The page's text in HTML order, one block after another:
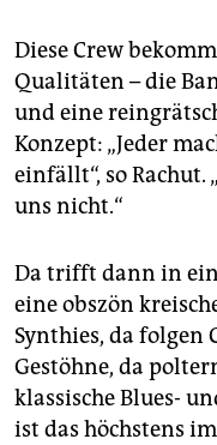
Diese Crew
Qualitäten – die
und eine
Konzept: „Jeder
einfällt“, so Rachut.
uns nicht.“
Da trifft dann in
eine obszön
Synthies, da folgen
Gestöhne, da
klassische Blues-
ist das höchstens